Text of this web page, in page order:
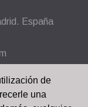
España
de
una